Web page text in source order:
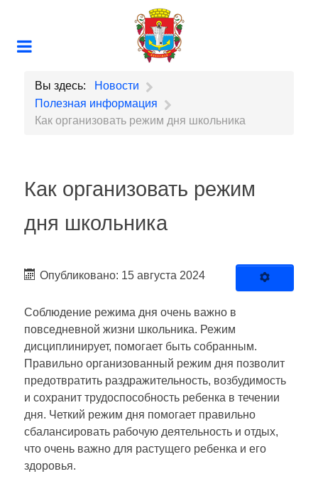
Вы здесь:
Новости
Полезная информация
Как организовать режим дня школьника
Как организовать режим
дня школьника
Опубликовано: 15 августа 2024
Соблюдение режима дня очень важно в
повседневной жизни школьника. Режим
дисциплинирует, помогает быть собранным.
Правильно организованный режим дня позволит
предотвратить раздражительность, возбудимость
и сохранит трудоспособность ребенка в течении
дня. Четкий режим дня помогает правильно
сбалансировать рабочую деятельность и отдых,
что очень важно для растущего ребенка и его
здоровья.